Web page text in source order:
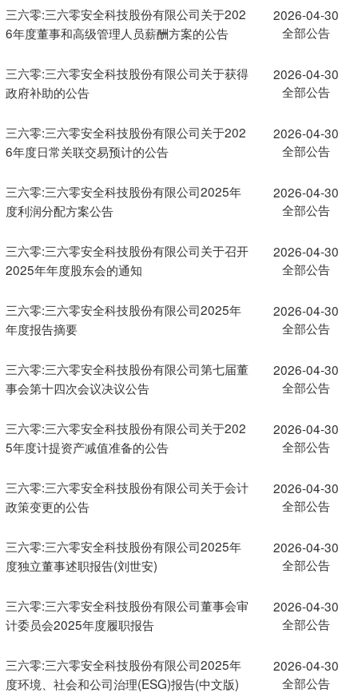
三六零:三六零安全科技股份有限公司关于202
6年度董事和高级管理人员薪酬方案的公告
2026-04-30
全部公告
三六零:三六零安全科技股份有限公司关于获得
政府补助的公告
2026-04-30
全部公告
三六零:三六零安全科技股份有限公司关于202
6年度日常关联交易预计的公告
2026-04-30
全部公告
三六零:三六零安全科技股份有限公司2025年
度利润分配方案公告
2026-04-30
全部公告
三六零:三六零安全科技股份有限公司关于召开
2025年年度股东会的通知
2026-04-30
全部公告
三六零:三六零安全科技股份有限公司2025年
年度报告摘要
2026-04-30
全部公告
三六零:三六零安全科技股份有限公司第七届董
事会第十四次会议决议公告
2026-04-30
全部公告
三六零:三六零安全科技股份有限公司关于202
5年度计提资产减值准备的公告
2026-04-30
全部公告
三六零:三六零安全科技股份有限公司关于会计
政策变更的公告
2026-04-30
全部公告
三六零:三六零安全科技股份有限公司2025年
度独立董事述职报告(刘世安)
2026-04-30
全部公告
三六零:三六零安全科技股份有限公司董事会审
计委员会2025年度履职报告
2026-04-30
全部公告
三六零:三六零安全科技股份有限公司2025年
度环境、社会和公司治理(ESG)报告(中文版)
2026-04-30
全部公告